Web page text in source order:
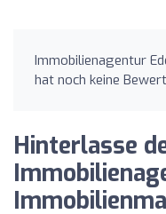
Immobilienagentur
hat noch keine
Hinterlasse